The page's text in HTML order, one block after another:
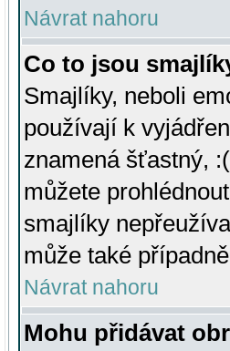
Návrat nahoru
Co to jsou
Smajlíky, neboli
používají k
znamená šťastný,
můžete
smajlíky
může také
Návrat nahoru
Mohu přidávat